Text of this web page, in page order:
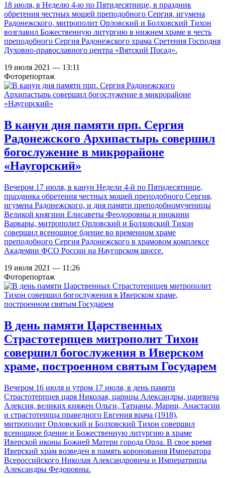
18 июля, в Неделю 4-ю по Пятидесятнице, в праздник
обретения честных мощей преподобного Сергия, игумена
Радонежского, митрополит Орловский и Болховский Тихон
возглавил Божественную литургию в нижнем храме в честь
преподобного Сергия Радонежского храма Сретения Господня
Духовно-православного центра «Вятский Посад».
19 июля 2021 — 13:11
Фоторепортаж
В канун дня памяти прп. Сергия
Радонежского Архипастырь совершил
богослужение в микрорайоне
«Наугорский»
Вечером 17 июля, в канун Недели 4-й по Пятидесятнице,
праздника обретения честных мощей преподобного Сергия,
игумена Радонежского, и дня памяти преподобномученицы
Великой княгини Елисаветы Феодоровны и инокини
Варвары, митрополит Орловский и Болховский Тихон
совершил всенощное бдение во временном храме
преподобного Сергия Радонежского в храмовом комплексе
Академии ФСО России на Наугорском шоссе.
19 июля 2021 — 11:26
Фоторепортаж
В день памяти Царственных
Страстотерпцев митрополит Тихон
совершил богослужения в Иверском
храме, построенном святым Государем
Вечером 16 июля и утром 17 июля, в день памяти
Страстотерпцев царя Николая, царицы Александры, царевича
Алексия, великих княжен Ольги, Татианы, Марии, Анастасии
и страстотерпца праведного Евгения врача (1918),
митрополит Орловский и Болховский Тихон совершил
всенощное бдение и Божественную литургию в храме
Иверской иконы Божией Матери города Орла. В свое время
Иверский храм возведен в память коронования Императора
Всероссийского Николая Александровича и Императрицы
Александры Федоровны.